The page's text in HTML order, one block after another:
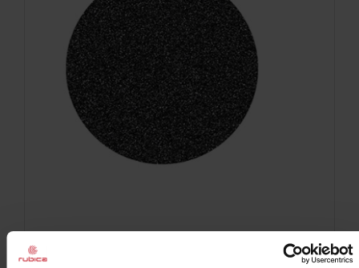
Pododysk nakładka ścierająca